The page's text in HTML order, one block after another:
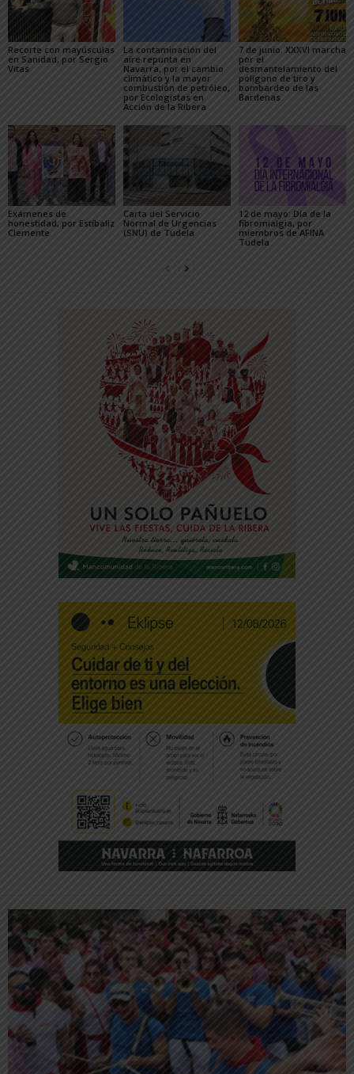
Recorte con mayúsculas
en Sanidad, por Sergio
Vitas
La contaminación del
aire repunta en
Navarra, por el cambio
climático y la mayor
combustión de petróleo,
por Ecologistas en
Acción de la Ribera
7 de junio. XXXVI marcha
por el
desmantelamiento del
polígono de tiro y
bombardeo de las
Bardenas
Exámenes de
honestidad, por Estíbaliz
Clemente
Carta del Servicio
Normal de Urgencias
(SNU) de Tudela
12 de mayo: Día de la
fibromialgia, por
miembros de AFINA
Tudela